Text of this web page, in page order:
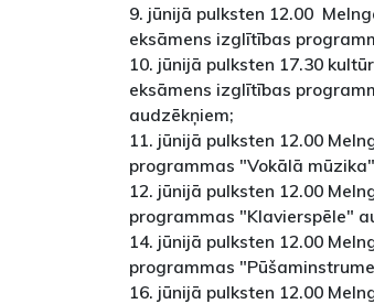
9. jūnijā pulksten 12.00
eksāmens izglītības
10. jūnijā pulksten 17.30
eksāmens izglītības
audzēkņiem;
11. jūnijā pulksten 12.00
programmas "Vokālā
12. jūnijā pulksten 12.00
programmas "Klavierspēle"
14. jūnijā pulksten 12.00
programmas
16. jūnijā pulksten 12.00